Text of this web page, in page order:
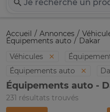
Accueil Annonces
Équipements auto
Dakar
Véhicules
Équipements auto
Équipements auto -
231 résultats trouvés